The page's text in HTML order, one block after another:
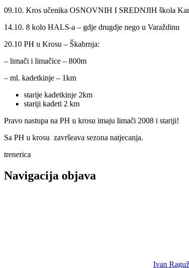
09.10. Kros učenika OSNOVNIH I SREDNJIH škola
14.10. 8 kolo HALS-a – gdje drugdje nego u Varaždinu
20.10 PH u Krosu – Škabrnja:
– limači i limačice – 800m
– ml. kadetkinje – 1km
starije kadetkinje 2km
stariji kadeti 2 km
Pravo nastupa na PH u krosu imaju limači 2008 i stariji!
Sa PH u krosu završeava sezona natjecanja.
trenerica
Navigacija objava
Ivan